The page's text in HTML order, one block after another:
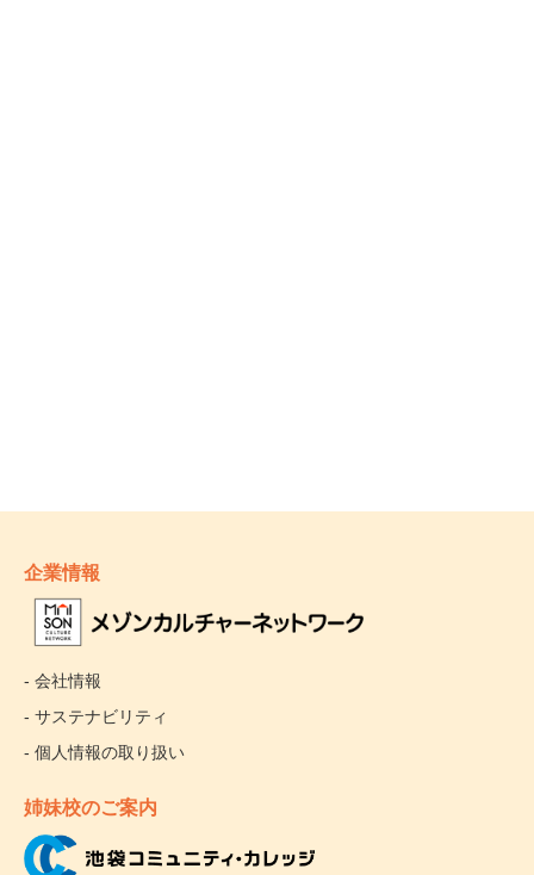
企業情報
- 会社情報
- サステナビリティ
- 個人情報の取り扱い
姉妹校のご案内